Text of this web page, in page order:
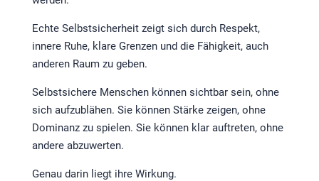
Echte Selbstsicherheit zeigt sich durch Respekt,
innere Ruhe, klare Grenzen und die Fähigkeit, auch
anderen Raum zu geben.
Selbstsichere Menschen können sichtbar sein, ohne
sich aufzublähen. Sie können Stärke zeigen, ohne
Dominanz zu spielen. Sie können klar auftreten, ohne
andere abzuwerten.
Genau darin liegt ihre Wirkung.